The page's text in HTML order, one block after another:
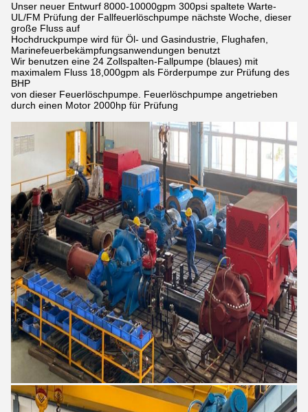
Unser neuer Entwurf 8000-10000gpm 300psi spaltete Warte-
UL/FM Prüfung der Fallfeuerlöschpumpe nächste Woche, dieser
große Fluss auf
Hochdruckpumpe wird für Öl- und Gasindustrie, Flughafen,
Marinefeuerbekämpfungsanwendungen benutzt
Wir benutzen eine 24 Zollspalten-Fallpumpe (blaues) mit
maximalem Fluss 18,000gpm als Förderpumpe zur Prüfung des
BHP
von dieser Feuerlöschpumpe. Feuerlöschpumpe angetrieben
durch einen Motor 2000hp für Prüfung